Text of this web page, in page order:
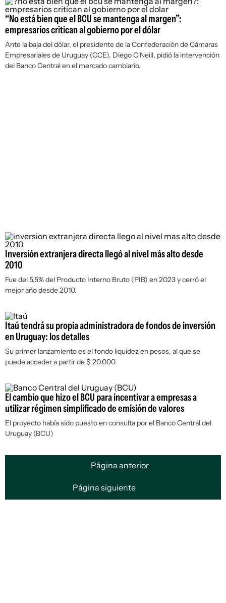
“No está bien que el BCU se mantenga al margen”:
empresarios critican al gobierno por el dólar
Ante la baja del dólar, el presidente de la Confederación de Cámaras
Empresariales de Uruguay (CCE), Diego O'Neill, pidió la intervención
del Banco Central en el mercado cambiario.
Inversión extranjera directa llegó al nivel más alto desde
2010
Fue del 5,5% del Producto Interno Bruto (PIB) en 2023 y cerró el
mejor año desde 2010.
Itaú tendrá su propia administradora de fondos de inversión
en Uruguay: los detalles
Su primer lanzamiento es el fondo liquidez en pesos, al que se
puede acceder a partir de $ 20.000
El cambio que hizo el BCU para incentivar a empresas a
utilizar régimen simplificado de emisión de valores
El proyecto había sido puesto en consulta por el Banco Central del
Uruguay (BCU)
Página anterior
Página siguiente